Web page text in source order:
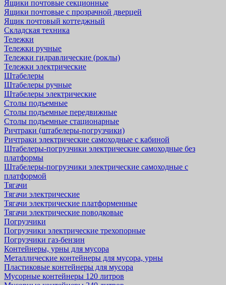
Ящики почтовые секционные
Ящики почтовые с прозрачной дверцей
Ящик почтовый коттеджный
Складская техника
Тележки
Тележки ручные
Тележки гидравлические (роклы)
Тележки электрические
Штабелеры
Штабелеры ручные
Штабелеры электрические
Столы подъемные
Столы подъемные передвижные
Столы подъемные стационарные
Ричтраки (штабелеры-погрузчики)
Ричтраки электрические самоходные с кабиной
Штабелеры-погрузчики электрические самоходные без
платформы
Штабелеры-погрузчики электрические самоходные с
платформой
Тягачи
Тягачи электрические
Тягачи электрические платформенные
Тягачи электрические поводковые
Погрузчики
Погрузчики электрические трехопорные
Погрузчики газ-бензин
Контейнеры, урны для мусора
Металлические контейнеры для мусора, урны
Пластиковые контейнеры для мусора
Мусорные контейнеры 120 литров